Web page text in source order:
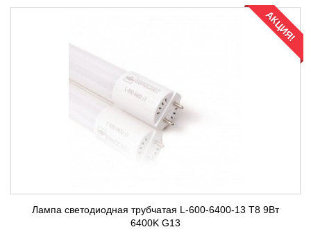
АКЦИЯ!
Лампа светодиодная трубчатая L-600-6400-13 T8 9Вт
6400K G13